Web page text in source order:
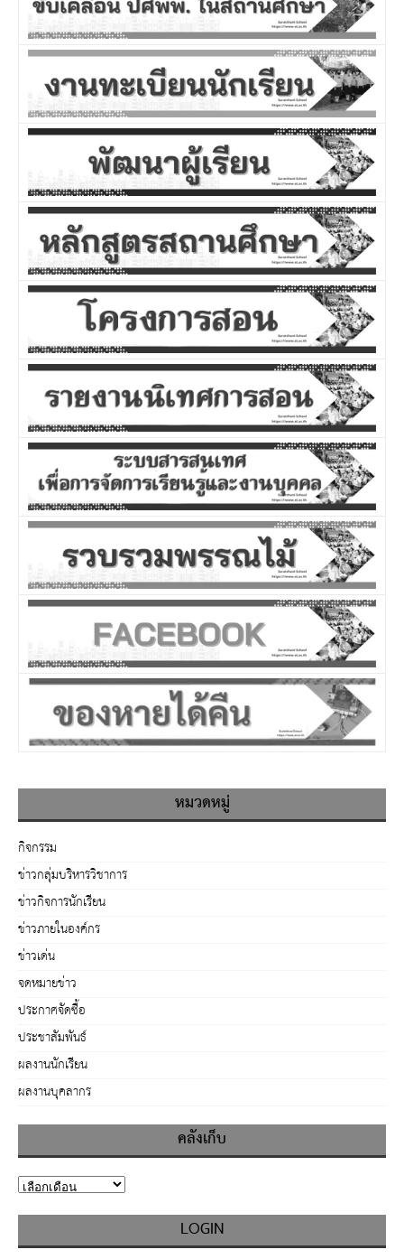
หมวดหมู่
กิจกรรม
ข่าวกลุ่มบริหารวิชาการ
ข่าวกิจการนักเรียน
ข่าวภายในองค์กร
ข่าวเด่น
จดหมายข่าว
ประกาศจัดซื้อ
ประชาสัมพันธ์
ผลงานนักเรียน
ผลงานบุคลากร
คลังเก็บ
LOGIN